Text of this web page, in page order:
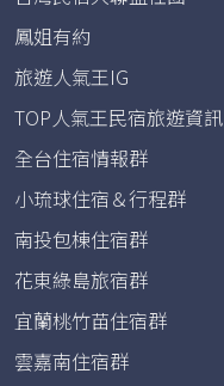
鳳姐有約
旅遊人氣王IG
TOP人氣王民宿旅遊資訊
全台住宿情報群
小琉球住宿＆行程群
南投包棟住宿群
花東綠島旅宿群
宜蘭桃竹苗住宿群
雲嘉南住宿群